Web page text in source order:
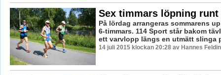
Sex timmars löpning runt
På lördag arrangeras sommarens
6-timmars. 114 Sport står bakom
ett varvlopp längs en utmätt slinga
14 juli 2015 klockan 20:28 av Hannes